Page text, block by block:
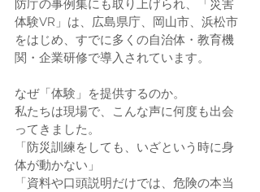
防庁の事例集にも取り上げられ、「災害
体験VR」は、広島県庁、岡山市、浜松市
をはじめ、すでに多くの自治体・教育機
関・企業研修で導入されています。
なぜ「体験」を提供するのか。
私たちは現場で、こんな声に何度も出会
ってきました。
「防災訓練をしても、いざという時に身
体が動かない」
「資料や口頭説明だけでは、危険の本当